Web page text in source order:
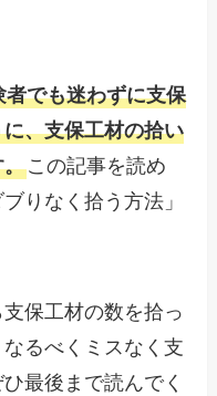
でも迷わずに支保
、支保工材の拾い
。この記事を読め
りなく拾う方法」
保工材の数を拾っ
るべくミスなく支
最後まで読んでく